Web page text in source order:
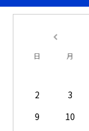
日 月
2
3
9
10